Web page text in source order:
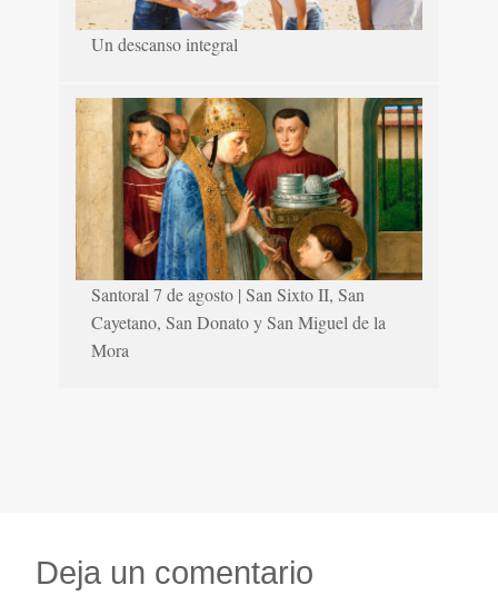
Un descanso integral
Santoral 7 de agosto | San Sixto II, San
Cayetano, San Donato y San Miguel de la
Mora
Deja un comentario